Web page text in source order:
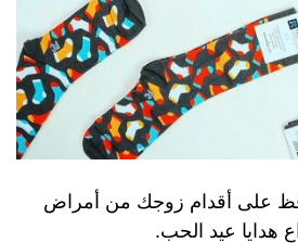
على أقدام زوجك من أمراض
هدايا عيد الحب.